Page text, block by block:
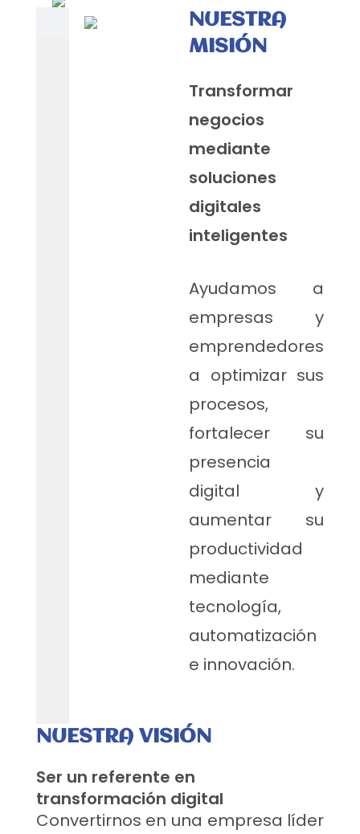
NUESTRA
MISIÓN
Transformar
negocios
mediante
soluciones
digitales
inteligentes
Ayudamos a
empresas y
emprendedores
a optimizar sus
procesos,
fortalecer su
presencia
digital y
aumentar su
productividad
mediante
tecnología,
automatización
e innovación.
NUESTRA VISIÓN
Ser un referente en
transformación digital
Convertirnos en una empresa líder